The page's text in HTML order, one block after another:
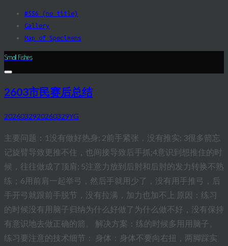
content
#556 (no title)
Gallery
Map of Specimens
Small Fishes
2603市民赛后总结
2026032920260329YG
主要问题：1没有做好热身; 2前手紧张，没有推实; 3很多箭忘
记旋臂导致更推不住，也间接导致后手抓;4意识到想推住的时
候，往往做成了顶肩; 5注意力放到后肘和后肘的发力转换不熟
练；6用前肩一起举弓，然后手就用少了，没有用手推弓，后
手开弓就跟前手脱节，没有拉满，加力也加不上 原因：练习
的时候没有用脑子归纳为什么好做了为什么做不好，没有保持
有意识地去做正确的箭。 解决方案：练的时候多用用脑子。
练习要注意的技术细节： 身体：身体不要向右扭，两脚踩实